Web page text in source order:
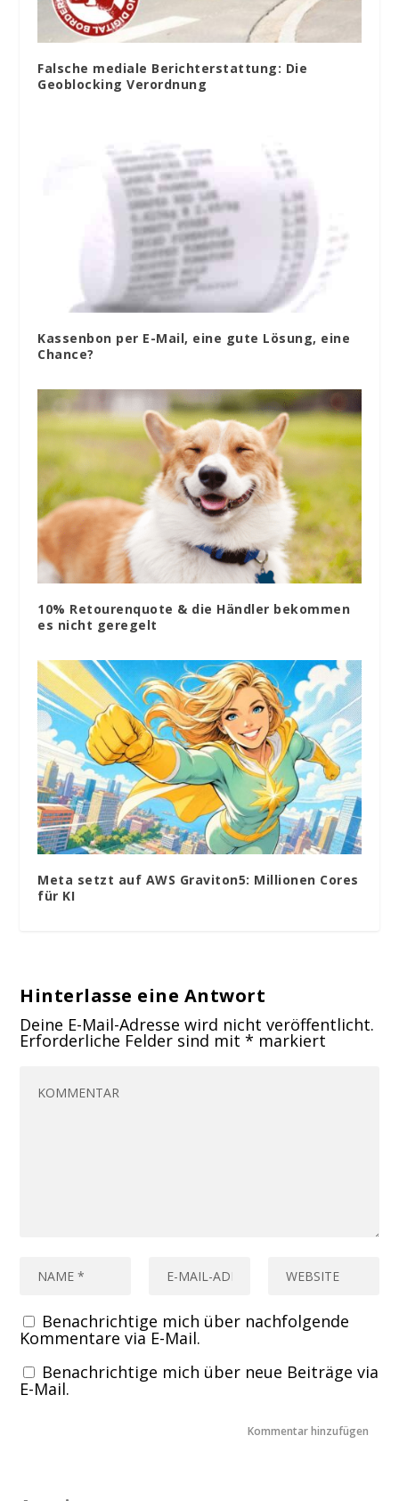
Falsche mediale Berichterstattung: Die
Geoblocking Verordnung
Kassenbon per E-Mail, eine gute Lösung, eine
Chance?
10% Retourenquote & die Händler bekommen
es nicht geregelt
Meta setzt auf AWS Graviton5: Millionen Cores
für KI
Hinterlasse eine Antwort
Deine E-Mail-Adresse wird nicht veröffentlicht.
Erforderliche Felder sind mit* markiert
Benachrichtige mich über nachfolgende
Kommentare via E-Mail.
Benachrichtige mich über neue Beiträge via
E-Mail.